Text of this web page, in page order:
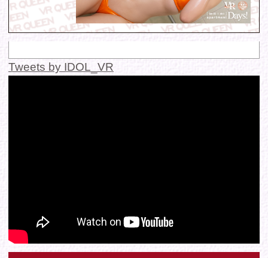
このサイトに掲載の写真・文章等の無断転載・転用・引用・複
写・複製行為を禁じます。